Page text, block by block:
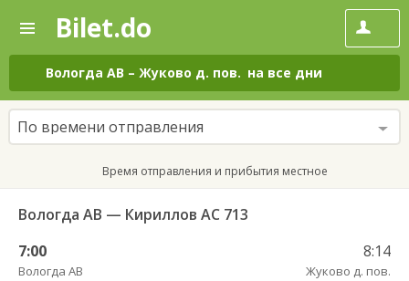
—
Поиск
и
покупка
билетов
на
автобус
онлайн
Bilet.do
Вологда АВ – Жуково д. пов. на все дни
По времени отправления
Время отправления и прибытия местное
Вологда АВ — Кириллов АС 713
7:00
Вологда АВ
8:14
Жуково д. пов.